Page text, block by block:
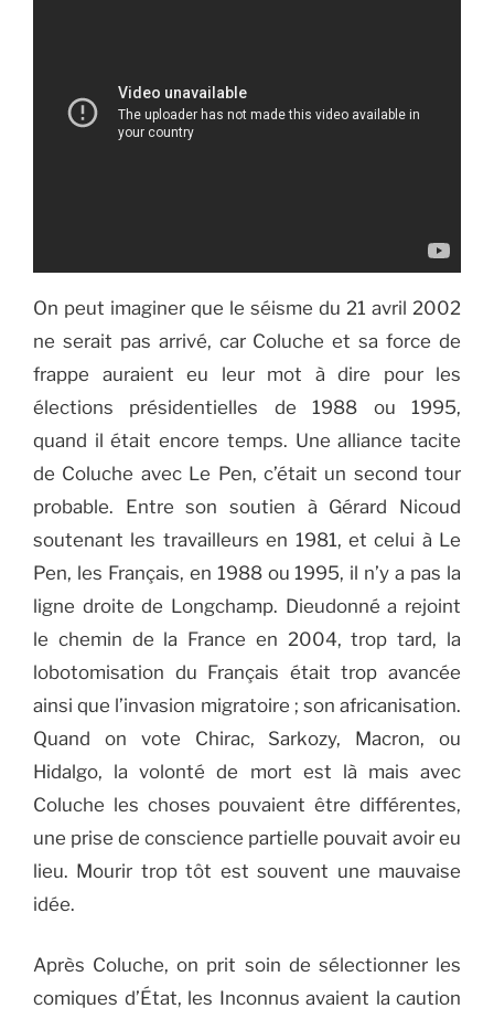
On peut imaginer que le séisme du 21 avril 2002
ne serait pas arrivé, car Coluche et sa force de
frappe auraient eu leur mot à dire pour les
élections présidentielles de 1988 ou 1995,
quand il était encore temps. Une alliance tacite
de Coluche avec Le Pen, c’était un second tour
probable. Entre son soutien à Gérard Nicoud
soutenant les travailleurs en 1981, et celui à Le
Pen, les Français, en 1988 ou 1995, il n’y a pas la
ligne droite de Longchamp. Dieudonné a rejoint
le chemin de la France en 2004, trop tard, la
lobotomisation du Français était trop avancée
ainsi que l’invasion migratoire ; son africanisation.
Quand on vote Chirac, Sarkozy, Macron, ou
Hidalgo, la volonté de mort est là mais avec
Coluche les choses pouvaient être différentes,
une prise de conscience partielle pouvait avoir eu
lieu. Mourir trop tôt est souvent une mauvaise
idée.
Après Coluche, on prit soin de sélectionner les
comiques d’État, les Inconnus avaient la caution